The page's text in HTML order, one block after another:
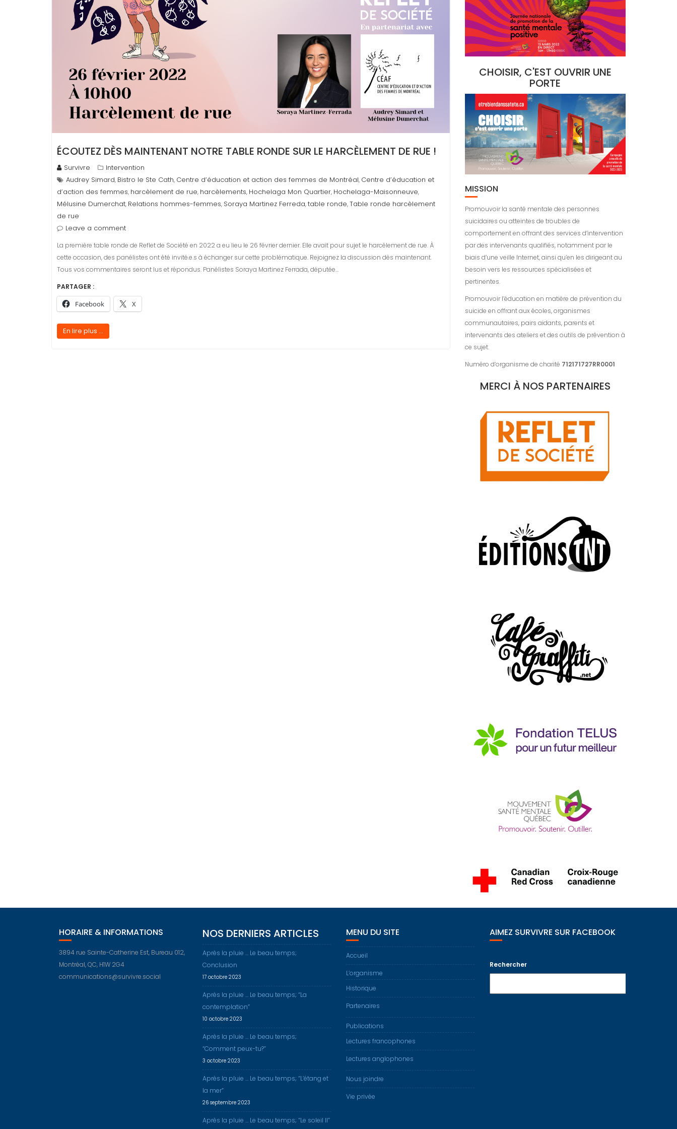
ÉCOUTEZ DÈS MAINTENANT NOTRE TABLE RONDE SUR LE HARCÈLEMENT DE RUE !
Survivre
Intervention
Audrey Simard, Bistro le Ste Cath, Centre d’éducation et action des femmes de Montréal, Centre d’éducation et
d’action des femmes, harcèlement de rue, harcèlements, Hochelaga Mon Quartier, Hochelaga-Maisonneuve,
Mélusine Dumerchat, Relations hommes-femmes, Soraya Martinez Ferreda,table ronde,Table ronde harcèlement
de rue
Leave a comment
La première table ronde de Reflet de Société en 2022 a eu lieu le 26 février dernier. Elle avait pour sujet le harcèlement de rue. À
cette occasion, des panélistes ont été invité.e.s à échanger sur cette problématique. Rejoignez la discussion dès maintenant.
Tous vos commentaires seront lus et répondus. Panélistes Soraya Martinez Ferrada, députée…
PARTAGER :
Facebook X
En lire plus ...
CHOISIR, C'EST OUVRIR UNE
PORTE
MISSION
Promouvoir la santé mentale des personnes
suicidaires ou atteintes de troubles de
comportement en offrant des services d’intervention
par des intervenants qualifiés, notamment par le
biais d’une veille Internet, ainsi qu’en les dirigeant au
besoin vers les ressources spécialisées et
pertinentes.
Promouvoir l’éducation en matière de prévention du
suicide en offrant aux écoles, organismes
communautaires, pairs aidants, parents et
intervenants des ateliers et des outils de prévention à
ce sujet.
Numéro d’organisme de charité 712171727RR0001
MERCI À NOS PARTENAIRES
HORAIRE & INFORMATIONS
3894 rue Sainte-Catherine Est, Bureau 012,
Montréal, QC, H1W 2G4
communications@survivre.social
NOS DERNIERS ARTICLES
Après la pluie … Le beau temps;
Conclusion
17 octobre 2023
Après la pluie … Le beau temps; “La
contemplation”
10 octobre 2023
Après la pluie … Le beau temps;
“Comment peux-tu?”
3 octobre 2023
Après la pluie … Le beau temps; “L’étang et
la mer”
26 septembre 2023
Après la pluie … Le beau temps; “Le soleil II”
MENU DU SITE
Accueil
L’organisme
Historique
Partenaires
Publications
Lectures francophones
Lectures anglophones
Nous joindre
Vie privée
AIMEZ SURVIVRE SUR FACEBOOK
Rechercher